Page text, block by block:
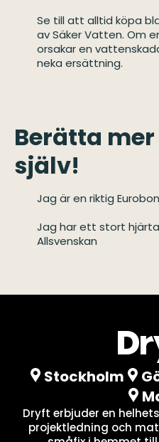
Se till att alltid köpa
av Säker Vatten. Om
orsakar en
neka ersättning.
Berätta
själv!
Jag är en riktig
Jag har ett stort
Allsvenskan
Stockholm
Dryft erbjuder en
projektledning och